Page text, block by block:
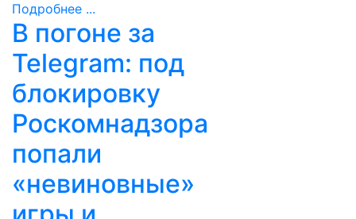
Подробнее ...
В погоне за
Telegram: под
блокировку
Роскомнадзора
попали
«невиновные»